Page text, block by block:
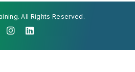
All Rights Reserved.